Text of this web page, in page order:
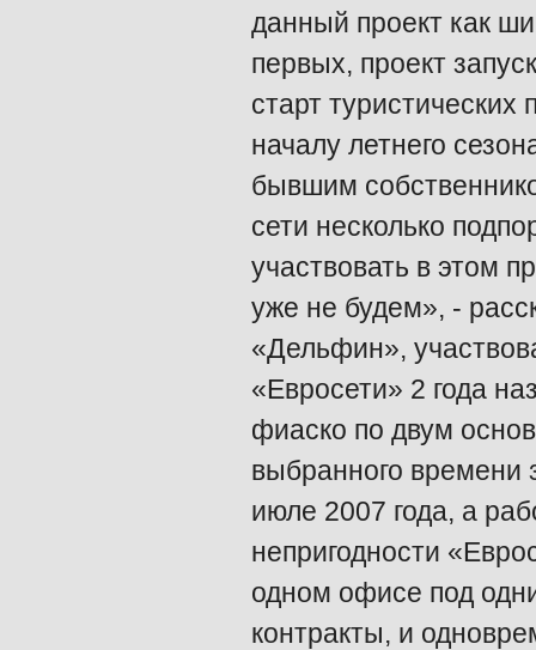
данный проект как
первых, проект
старт туристических
началу летнего
бывшим
сети несколько
участвовать в этом
уже не будем», -
«Дельфин»,
«Евросети» 2 года
фиаско по двум
выбранного времени
июле 2007 года, а
непригодности
одном офисе под
контракты, и